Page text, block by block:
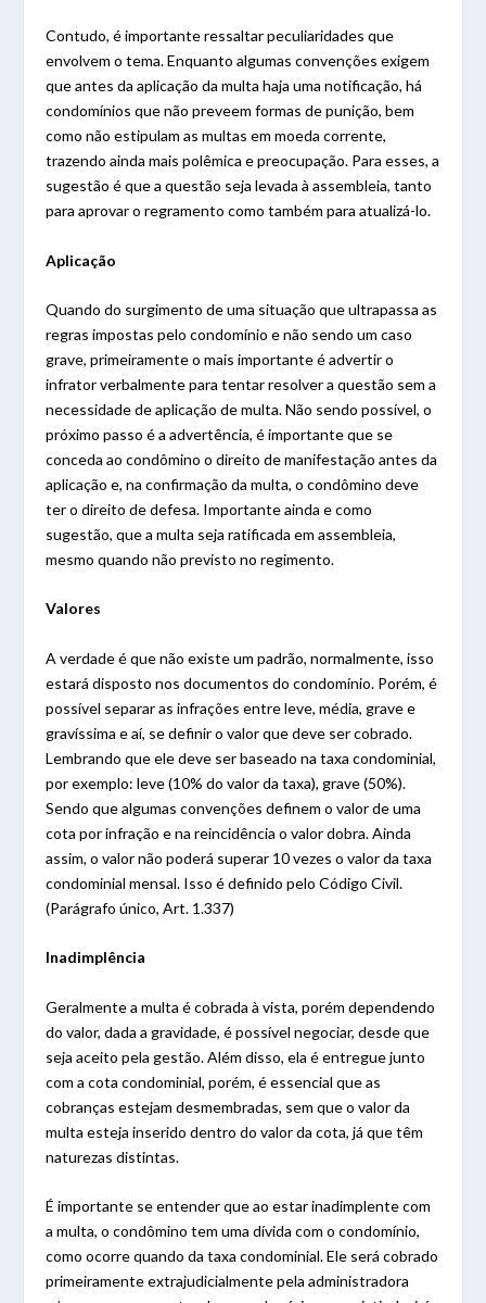
Contudo, é importante ressaltar peculiaridades que
envolvem o tema. Enquanto algumas convenções exigem
que antes da aplicação da multa haja uma notificação, há
condomínios que não preveem formas de punição, bem
como não estipulam as multas em moeda corrente,
trazendo ainda mais polêmica e preocupação. Para esses, a
sugestão é que a questão seja levada à assembleia, tanto
para aprovar o regramento como também para atualizá-lo.
Aplicação
Quando do surgimento de uma situação que ultrapassa as
regras impostas pelo condomínio e não sendo um caso
grave, primeiramente o mais importante é advertir o
infrator verbalmente para tentar resolver a questão sem a
necessidade de aplicação de multa. Não sendo possível, o
próximo passo é a advertência, é importante que se
conceda ao condômino o direito de manifestação antes da
aplicação e, na confirmação da multa, o condômino deve
ter o direito de defesa. Importante ainda e como
sugestão, que a multa seja ratificada em assembleia,
mesmo quando não previsto no regimento.
Valores
A verdade é que não existe um padrão, normalmente, isso
estará disposto nos documentos do condomínio. Porém, é
possível separar as infrações entre leve, média, grave e
gravíssima e aí, se definir o valor que deve ser cobrado.
Lembrando que ele deve ser baseado na taxa condominial,
por exemplo: leve (10% do valor da taxa), grave (50%).
Sendo que algumas convenções definem o valor de uma
cota por infração e na reincidência o valor dobra. Ainda
assim, o valor não poderá superar 10 vezes o valor da taxa
condominial mensal. Isso é definido pelo Código Civil.
(Parágrafo único, Art. 1.337)
Inadimplência
Geralmente a multa é cobrada à vista, porém dependendo
do valor, dada a gravidade, é possível negociar, desde que
seja aceito pela gestão. Além disso, ela é entregue junto
com a cota condominial, porém, é essencial que as
cobranças estejam desmembradas, sem que o valor da
multa esteja inserido dentro do valor da cota, já que têm
naturezas distintas.
É importante se entender que ao estar inadimplente com
a multa, o condômino tem uma dívida com o condomínio,
como ocorre quando da taxa condominial. Ele será cobrado
primeiramente extrajudicialmente pela administradora